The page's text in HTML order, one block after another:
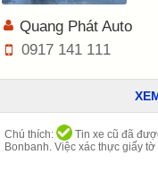
Quang Phát Auto
0917 141 111
Chú thích:
Tin xe cũ đã
Bonbanh. Việc xác thực giấy